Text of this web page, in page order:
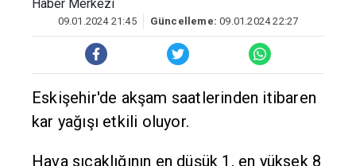
Haber Merkezi
09.01.2024 21:45 Güncelleme:09.01.2024 22:27
Eskişehir'de akşam saatlerinden itibaren